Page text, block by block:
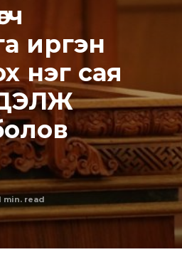
иргэн
нэг сая
min. read